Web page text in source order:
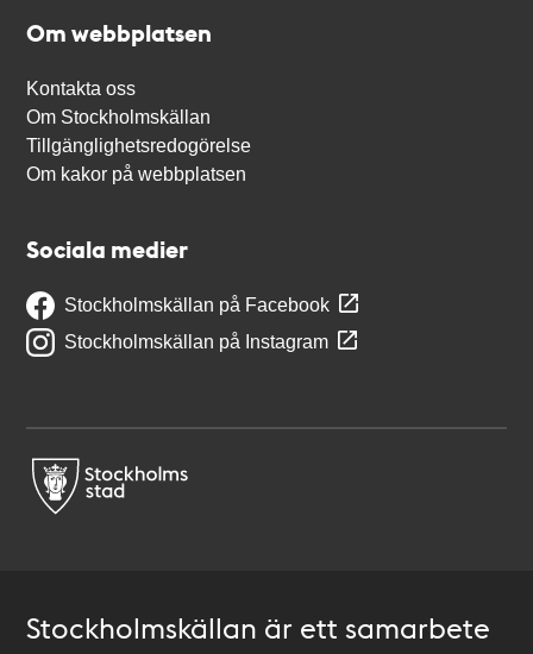
Om webbplatsen
Kontakta oss
Om Stockholmskällan
Tillgänglighetsredogörelse
Om kakor på webbplatsen
Sociala medier
Stockholmskällan på Facebook
Stockholmskällan på Instagram
Stockholmskällan är ett samarbete